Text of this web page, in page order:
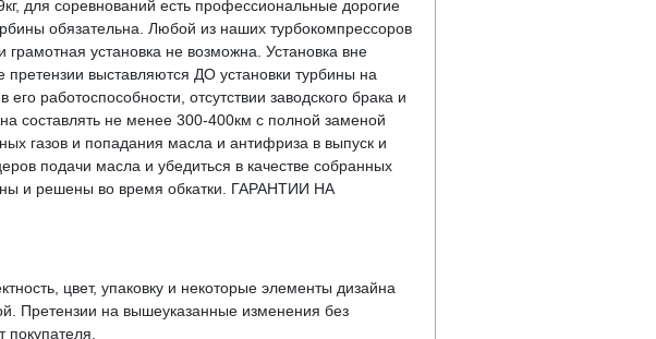
для соревнований есть профессиональные дорогие
обязательна. Любой из наших турбокомпрессоров
установка не возможна. Установка вне
выставляются ДО установки турбины на
работоспособности, отсутствии заводского брака и
составлять не менее 300-400км с полной заменой
газов и попадания масла и антифриза в выпуск и
подачи масла и убедиться в качестве собранных
и решены во время обкатки. ГАРАНТИИ НА
цвет, упаковку и некоторые элементы дизайна
Претензии на вышеуказанные изменения без